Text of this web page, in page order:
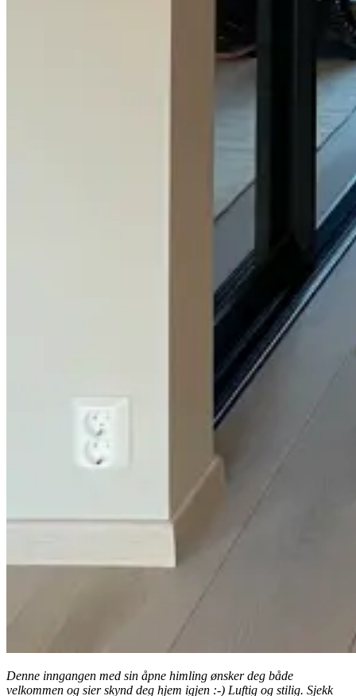
Denne inngangen med sin åpne himling ønsker deg både
velkommen og sier skynd deg hjem igjen :-) Luftig og stilig. Sjekk